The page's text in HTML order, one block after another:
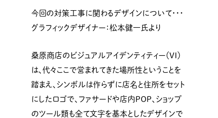
今回の対策工事に関わるデザインについて・・・
グラフィックデザイナー：松本健一氏より
桑原商店のビジュアルアイデンティティー（VI）
は、代々ここで営まれてきた場所性ということを
踏まえ、シンボルは作らずに店名と住所をセット
にしたロゴで、ファサードや店内POP、ショップ
のツール類も全て文字を基本としたデザインで